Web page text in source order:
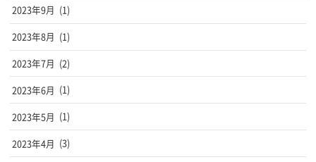
2023年9月 (1)
2023年8月 (1)
2023年7月 (2)
2023年6月 (1)
2023年5月 (1)
2023年4月 (3)